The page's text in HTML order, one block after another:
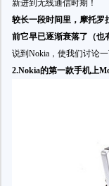
新进到无线通信时期！
较长一段时间里，摩托罗
前它早已逐渐衰落了（也
说到Nokia，使我们讨论
2.Nokia的第一款手机上